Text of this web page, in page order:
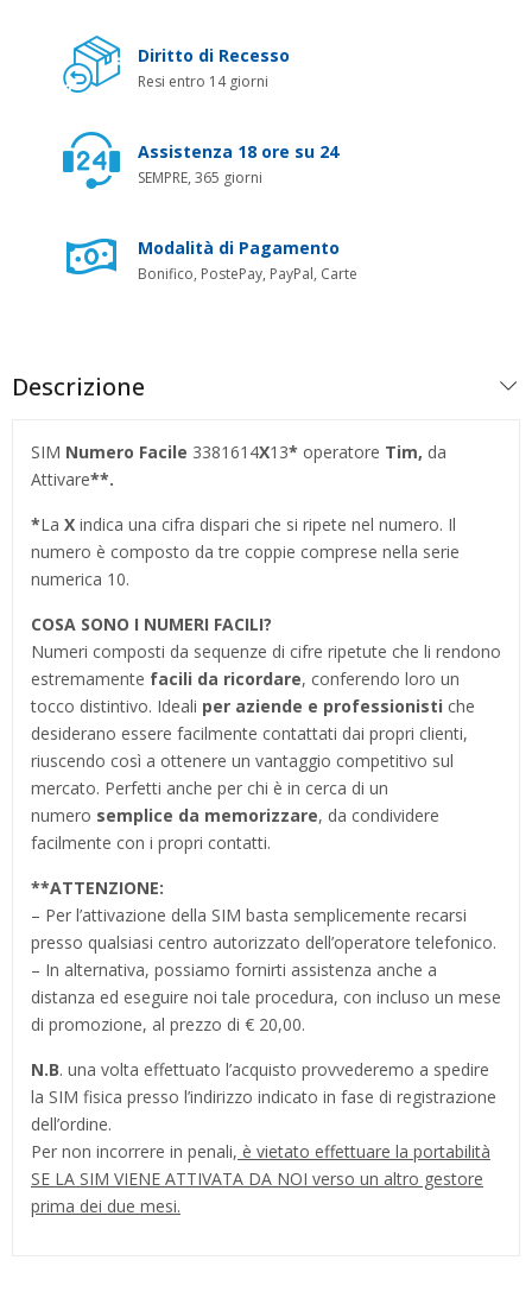
Diritto di Recesso
Resi entro 14 giorni
Assistenza 18 ore su 24
SEMPRE, 365 giorni
Modalità di Pagamento
Bonifico, PostePay, PayPal, Carte
Descrizione
SIM Numero Facile 3381614X13* operatore Tim, da
Attivare**.
*La X indica una cifra dispari che si ripete nel numero. Il
numero è composto da tre coppie comprese nella serie
numerica 10.
COSA SONO I NUMERI FACILI?
Numeri composti da sequenze di cifre ripetute che li rendono
estremamente facili da ricordare, conferendo loro un
tocco distintivo. Ideali per aziende e professionisti che
desiderano essere facilmente contattati dai propri clienti,
riuscendo così a ottenere un vantaggio competitivo sul
mercato. Perfetti anche per chi è in cerca di un
numero semplice da memorizzare, da condividere
facilmente con i propri contatti.
**ATTENZIONE:
– Per l’attivazione della SIM basta semplicemente recarsi
presso qualsiasi centro autorizzato dell’operatore telefonico.
– In alternativa, possiamo fornirti assistenza anche a
distanza ed eseguire noi tale procedura, con incluso un mese
di promozione, al prezzo di € 20,00.
N.B. una volta effettuato l’acquisto provvederemo a spedire
la SIM fisica presso l’indirizzo indicato in fase di registrazione
dell’ordine.
Per non incorrere in penali, è vietato effettuare la portabilità
SE LA SIM VIENE ATTIVATA DA NOI verso un altro gestore
prima dei due mesi.